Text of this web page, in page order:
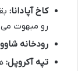
کاخ آپادانا:
رو مبهوت
رودخانه
تپه آکروپل: